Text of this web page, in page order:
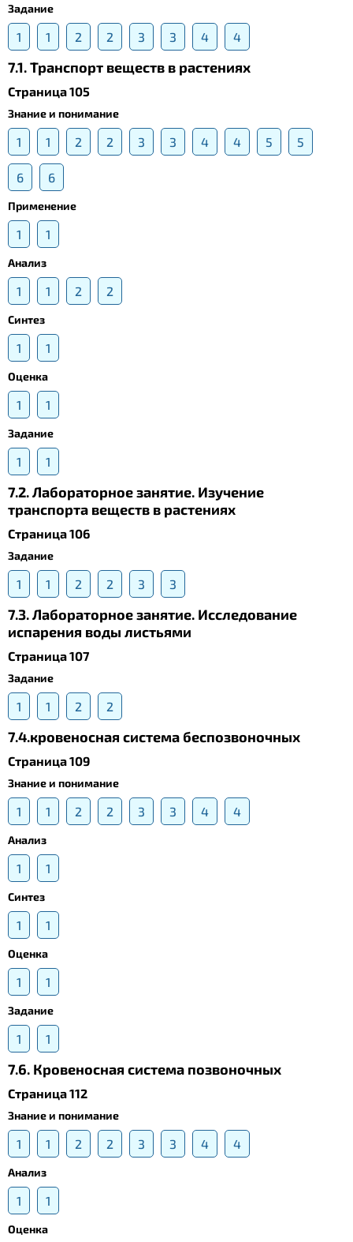
Задание
1 1 2 2 3 3 4 4
7.1. Транспорт веществ в растениях
Страница 105
Знание и понимание
1 1 2 2 3 3 4 4 5 5
6 6
Применение
1 1
Анализ
1 1 2 2
Синтез
1 1
Оценка
1 1
Задание
1 1
7.2. Лабораторное занятие. Изучение
транспорта веществ в растениях
Страница 106
Задание
1 1 2 2 3 3
7.3. Лабораторное занятие. Исследование
испарения воды листьями
Страница 107
Задание
1 1 2 2
7.4.кровеносная система беспозвоночных
Страница 109
Знание и понимание
1 1 2 2 3 3 4 4
Анализ
1 1
Синтез
1 1
Оценка
1 1
Задание
1 1
7.6. Кровеносная система позвоночных
Страница 112
Знание и понимание
1 1 2 2 3 3 4 4
Анализ
1 1
Оценка